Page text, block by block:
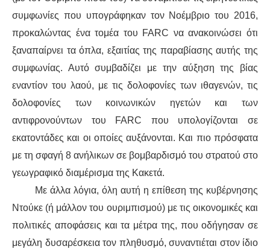
συμφωνίες που υπογράφηκαν τον Νοέμβριο του 2016,
προκαλώντας ένατομέα του FARC να ανακοινώσει ότι
ξαναπαίρνει τα όπλα, εξαιτίας της παραβίασης αυτής της
συμφωνίας. Αυτό συμβαδίζει με την αύξηση της βίας
εναντίον του λαού, με τις δολοφονίες των ιθαγενών, τις
δολοφονίες των κοινωνικών ηγετών και των
αντιφρονούντων του FARC που υπολογίζονται σε
εκατοντάδες και οι οποίες αυξάνονται. Και πιο πρόσφατα
με τη σφαγή 8 ανήλικων σε βομβαρδισμό του στρατού στο
γεωγραφικό διαμέρισμα της Κακετά.
Με άλλα λόγια, όλη αυτή η επίθεση της κυβέρνησης
Ντούκε (ή μάλλοντου ουριμπισμού) με τις οικονομικές και
πολιτικές αποφάσεις και τα μέτρα της, που οδήγησαν σε
μεγάλη δυσαρέσκειατον πληθυσμό, συναντιέται στον ίδιο